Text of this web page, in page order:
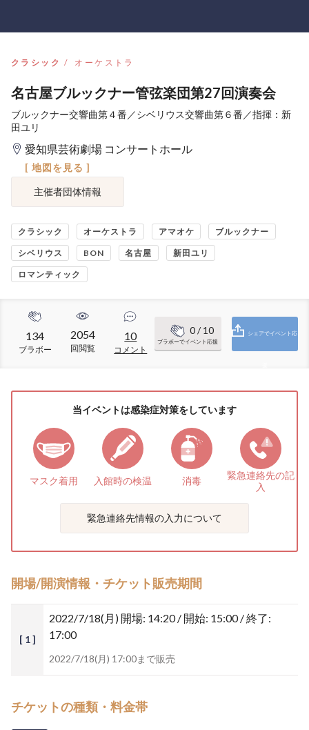
クラシック オーケストラ
名古屋ブルックナー管弦楽団第27回演奏会
ブルックナー交響曲第４番／シベリウス交響曲第６番／指揮：新
田ユリ
愛知県芸術劇場 コンサートホール
[ 地図を見る ]
主催者団体情報
クラシック オーケストラ アマオケ ブルックナー
シベリウス BON 名古屋 新田ユリ
ロマンティック
134
ブラボー
2054
回閲覧
10
コメント
0/ 10
ブラボーでイベント応援
シェアでイベント応
当イベントは感染症対策をしています
マスク着用 入館時の検温 消毒 緊急連絡先の記
入
緊急連絡先情報の入力について
開場/開演情報・チケット販売期間
[ 1 ]
2022/7/18(月) 開場: 14:20 / 開始: 15:00 / 終了:
17:00
2022/7/18(月) 17:00まで販売
チケットの種類・料金帯